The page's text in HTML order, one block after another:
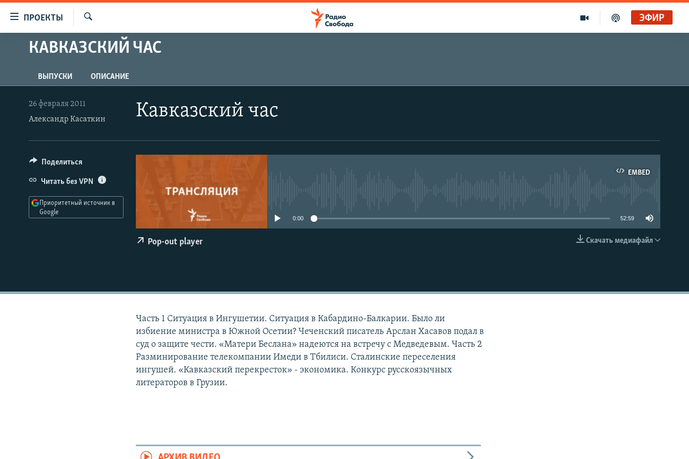
упрощенного
Вернуться
к
основному
содержанию
навигации
Вернутся
ПРОЕКТЫ
ПРОГРАММЫ
АВТОРСКИЕ ПРОЕКТЫ
ЦИТАТЫ СВОБОДЫ
МНЕНИЯ
КУЛЬТУРА
IDEL.РЕАЛИИ
КАВКАЗ.РЕАЛИИ
СЕВЕР.РЕАЛИИ
СИБИРЬ.РЕАЛИИ
ЭФИР
КАВКАЗСКИЙ ЧАС
ВЫПУСКИ ОПИСАНИЕ
Кавказский час
26 февраля 2011
Александр Касаткин
EMBED
EMBED
0:00 52:59
Скачать медиафайл
Pop-out player
Поделиться
Читать без VPN
Приоритетный источник в
Google
Часть 1 Ситуация в Ингушетии. Ситуация в Кабардино-Балкарии. Было ли
избиение министра в Южной Осетии? Чеченский писатель Арслан Хасавов подал в
суд о защите чести. «Матери Беслана» надеются на встречу с Медведевым. Часть 2
Разминирование телекомпании Имеди в Тбилиси. Сталинские переселения
ингушей. «Кавказский перекресток» - экономика. Конкурс русскоязычных
литераторов в Грузии.